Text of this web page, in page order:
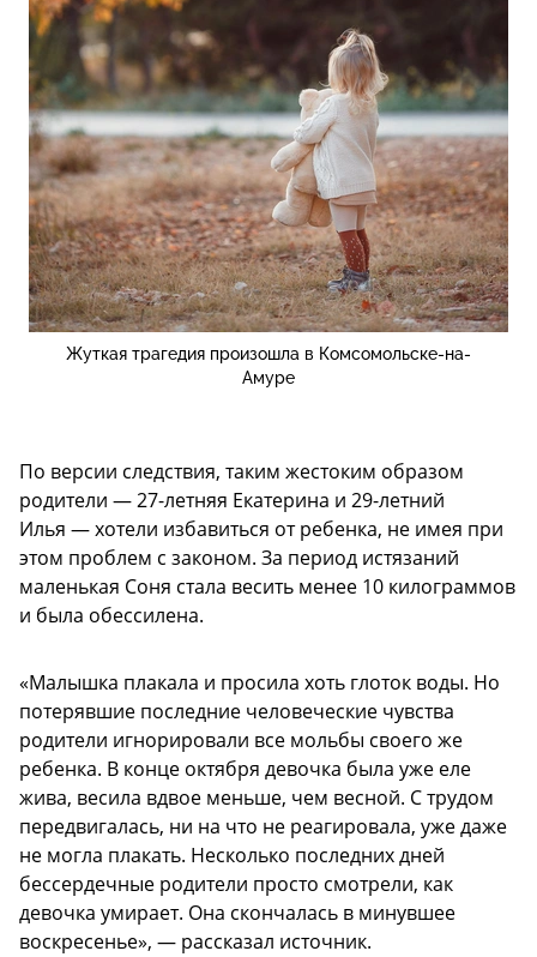
Жуткая трагедия произошла в Комсомольске-на-
Амуре
По версии следствия, таким жестоким образом
родители — 27-летняя Екатерина и 29-летний
Илья — хотели избавиться от ребенка, не имея при
этом проблем с законом. За период истязаний
маленькая Соня стала весить менее 10 килограммов
и была обессилена.
«Малышка плакала и просила хоть глоток воды. Но
потерявшие последние человеческие чувства
родители игнорировали все мольбы своего же
ребенка. В конце октября девочка была уже еле
жива, весила вдвое меньше, чем весной. С трудом
передвигалась, ни на что не реагировала, уже даже
не могла плакать. Несколько последних дней
бессердечные родители просто смотрели, как
девочка умирает. Она скончалась в минувшее
воскресенье», — рассказал источник.